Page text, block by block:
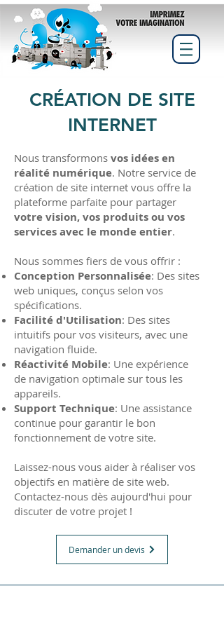
CRÉATION DE SITE
INTERNET
Nous transformons vos idées en
réalité numérique. Notre service de
création de site internet vous offre la
plateforme parfaite pour partager
votre vision, vos produits ou vos
services avec le monde entier.
Nous sommes fiers de vous offrir :
Conception Personnalisée: Des sites
web uniques, conçus selon vos
spécifications.
Facilité d'Utilisation: Des sites
intuitifs pour vos visiteurs, avec une
navigation fluide.
Réactivité Mobile: Une expérience
de navigation optimale sur tous les
appareils.
Support Technique: Une assistance
continue pour garantir le bon
fonctionnement de votre site.
Laissez-nous vous aider à réaliser vos
objectifs en matière de site web.
Contactez-nous dès aujourd'hui pour
discuter de votre projet !
Demander un devis